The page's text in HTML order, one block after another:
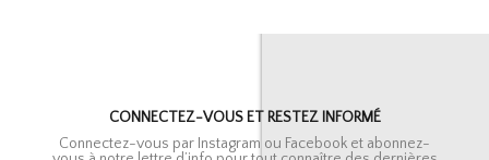
CONNECTEZ-VOUS ET RESTEZ INFORMÉ
Connectez-vous par Instagram ou Facebook et abonnez-